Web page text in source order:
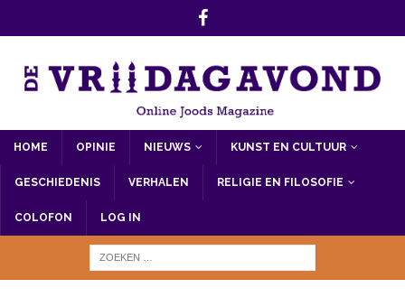
HOME OPINIE NIEUWS KUNST EN CULTUUR
GESCHIEDENIS VERHALEN RELIGIE EN FILOSOFIE
COLOFON LOG IN